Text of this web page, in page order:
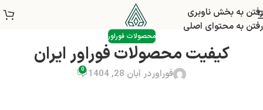
رفتن به بخش ناوبری
رفتن به محتوای اصلی
محصولات فوراور
کیفیت محصولات فوراور ایران
فوراوردر آبان 28, 1404 0